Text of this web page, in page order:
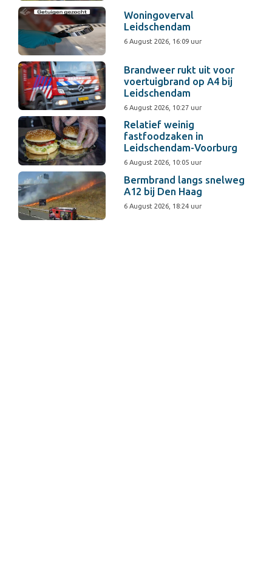
Woningoverval
Leidschendam
6 August 2026, 16:09 uur
Brandweer rukt uit voor
voertuigbrand op A4 bij
Leidschendam
6 August 2026, 10:27 uur
Relatief weinig
fastfoodzaken in
Leidschendam-Voorburg
6 August 2026, 10:05 uur
Bermbrand langs snelweg
A12 bij Den Haag
6 August 2026, 18:24 uur